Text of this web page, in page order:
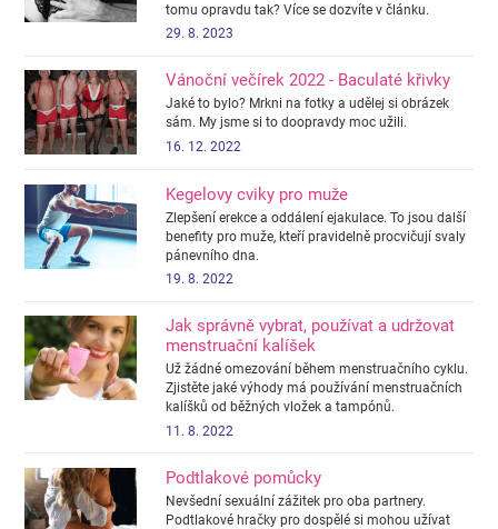
tomu opravdu tak? Více se dozvíte v článku.
29. 8. 2023
Vánoční večírek 2022 - Baculaté křivky
Jaké to bylo? Mrkni na fotky a udělej si obrázek
sám. My jsme si to doopravdy moc užili.
16. 12. 2022
Kegelovy cviky pro muže
Zlepšení erekce a oddálení ejakulace. To jsou další
benefity pro muže, kteří pravidelně procvičují svaly
pánevního dna.
19. 8. 2022
Jak správně vybrat, používat a udržovat
menstruační kalíšek
Už žádné omezování během menstruačního cyklu.
Zjistěte jaké výhody má používání menstruačních
kalíšků od běžných vložek a tampónů.
11. 8. 2022
Podtlakové pomůcky
Nevšední sexuální zážitek pro oba partnery.
Podtlakové hračky pro dospělé si mohou užívat